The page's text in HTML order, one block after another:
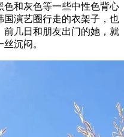
和灰色等一些中性色背心
国演艺圈行走的衣架子，也
前几日和朋友出门的她，就
沉闷。